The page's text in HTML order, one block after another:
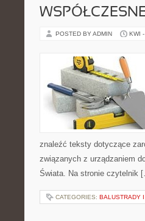
POSTED BY ADMIN KWI
znaleźć teksty dotyczące
związanych z urządzaniem
Świata. Na stronie czytelnik
CATEGORIES: BALUSTRADY